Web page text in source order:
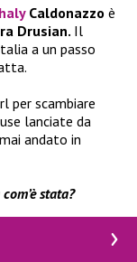
Caldonazzo è
Drusian. Il
a un passo
per scambiare
lanciate da
andato in
stata?